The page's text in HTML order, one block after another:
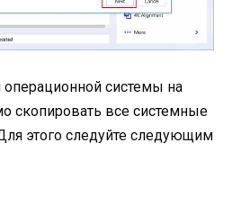
системы на
скопировать все системные
этого следуйте следующим